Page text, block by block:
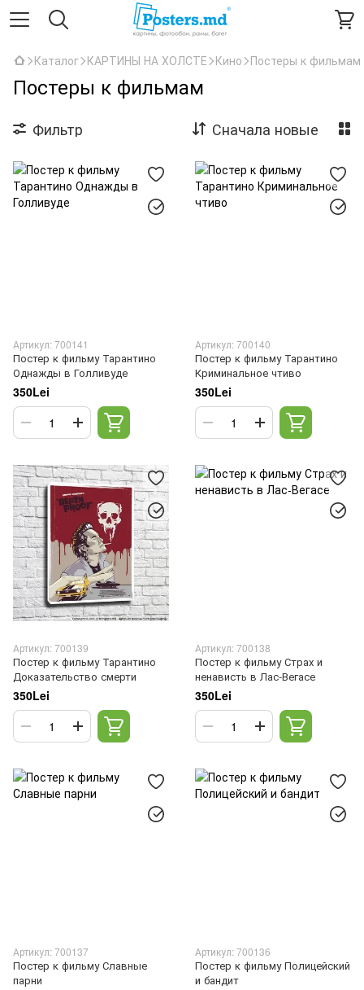
Каталог КАРТИНЫ НА ХОЛСТЕ Кино Постеры к фильмам
Постеры к фильмам
Фильтр Сначала новые
Артикул: 700141
Постер к фильму Тарантино
Однажды в Голливуде
350Lei
Артикул: 700140
Постер к фильму Тарантино
Криминальное чтиво
350Lei
Артикул: 700139
Постер к фильму Тарантино
Доказательство смерти
350Lei
Артикул: 700138
Постер к фильму Страх и
ненависть в Лас-Вегасе
350Lei
Артикул: 700137
Постер к фильму Славные
парни
Артикул: 700136
Постер к фильму Полицейский
и бандит